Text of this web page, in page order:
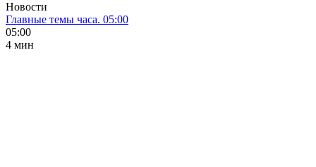
Новости
Главные темы часа. 05:00
05:00
4 мин